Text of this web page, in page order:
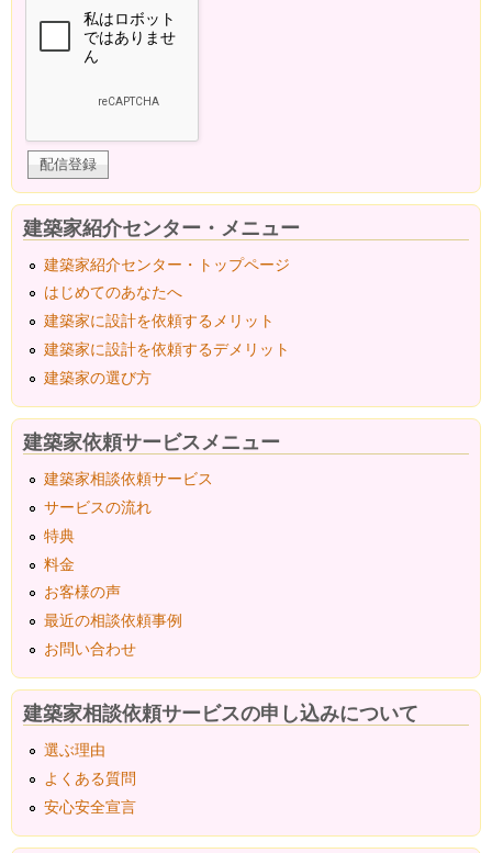
建築家紹介センター・メニュー
建築家紹介センター・トップページ
はじめてのあなたへ
建築家に設計を依頼するメリット
建築家に設計を依頼するデメリット
建築家の選び方
建築家依頼サービスメニュー
建築家相談依頼サービス
サービスの流れ
特典
料金
お客様の声
最近の相談依頼事例
お問い合わせ
建築家相談依頼サービスの申し込みについて
選ぶ理由
よくある質問
安心安全宣言